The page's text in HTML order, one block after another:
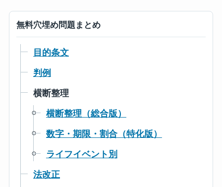
無料穴埋め問題まとめ
目的条文
判例
横断整理
横断整理（総合版）
数字・期限・割合（特化版）
ライフイベント別
法改正